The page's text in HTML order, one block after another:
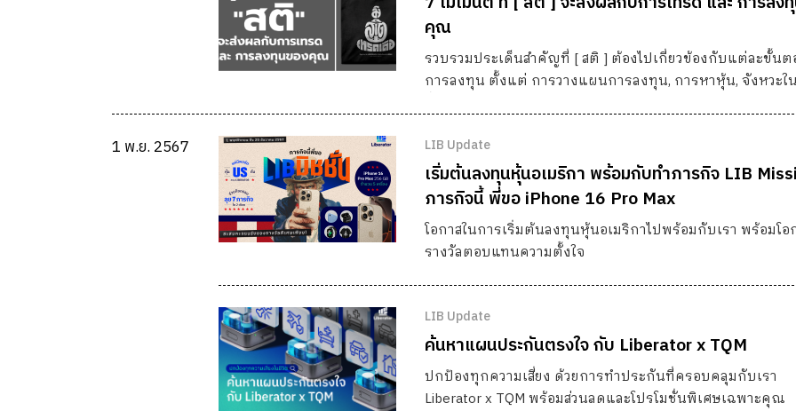
คุณ
รวบรวมประเด็นสำคัญที่ [ สติ ] ต้องไปเกี่ยวข้องกับแต่ละขั้นต
การลงทุน ตั้งแต่ การวางแผนการลงทุน, การหาหุ้น, จังหวะใ
สติ"
1 พ.ย. 2567 LIB Update
เริ่มต้นลงทุนหุ้นอเมริกา พร้อมกับทำภารกิจ LIB
ภารกิจนี้ พี่ขอ iPhone 16 Pro Max
โอกาสในการเริ่มต้นลงทุนหุ้นอเมริกาไปพร้อมกับเรา พร้อมโอ
รางวัลตอบแทนความตั้งใจ
LIB Update
ค้นหาแผนประกันตรงใจ กับ Liberator x TQM
ปกป้องทุกความเสี่ยง ด้วยการทำประกันที่ครอบคลุมกับเรา
Liberator x TQM พร้อมส่วนลดและโปรโมชั่นพิเศษเฉพาะคุณ